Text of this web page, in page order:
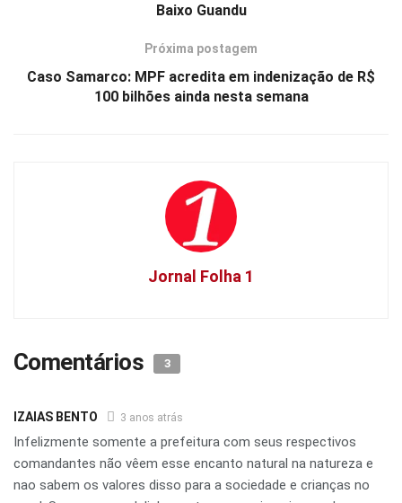
Baixo Guandu
Próxima postagem
Caso Samarco: MPF acredita em indenização de R$
100 bilhões ainda nesta semana
Jornal Folha 1
Comentários 3
IZAIAS BENTO 3 anos atrás
Infelizmente somente a prefeitura com seus respectivos
comandantes não vêem esse encanto natural na natureza e
nao sabem os valores disso para a sociedade e crianças no